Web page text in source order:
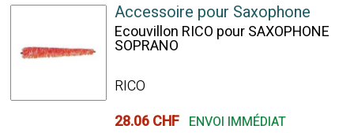
Accessoire pour Saxophone
Ecouvillon RICO pour SAXOPHONE
SOPRANO
RICO
28.06 CHF ENVOI IMMÉDIAT